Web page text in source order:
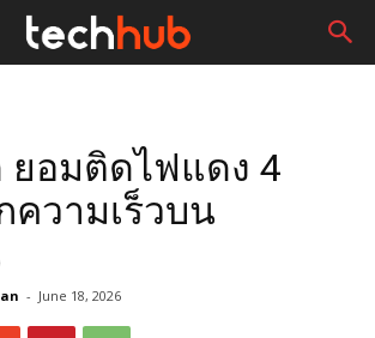
ยอมติดไฟแดง 4
วามเร็วบน
- June 18, 2026